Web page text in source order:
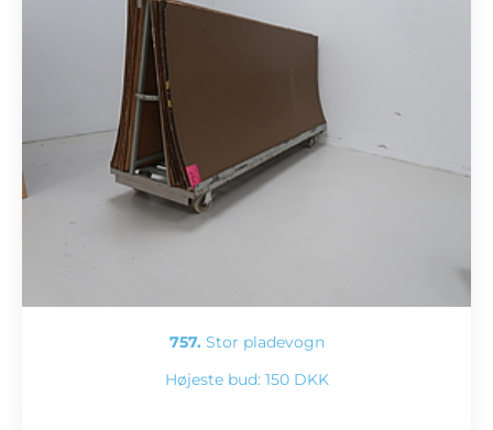
757. Stor pladevogn
Højeste bud: 150 DKK